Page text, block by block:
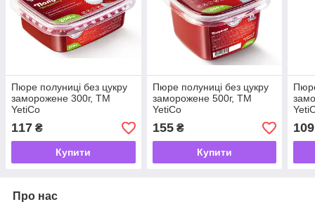
Пюре полуниці без цукру
заморожене 300г, ТМ
YetiCo
117 ₴
Купити
Пюре полуниці без цукру
заморожене 500г, ТМ
YetiCo
155₴
Купити
109
Про нас